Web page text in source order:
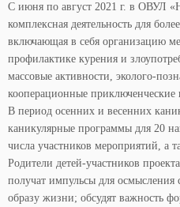
С июня по август 2021 г. в ОВУЛ
комплексная деятельность для
включающая в себя организацию
профилактике курения и
массовые активности, эколого-
кооперационные приключенческие
В период осенних и весенних
каникулярные программы для 20
числа участников мероприятий, а
Родители детей-участников
получат импульсы для
образу жизни; обсудят важность